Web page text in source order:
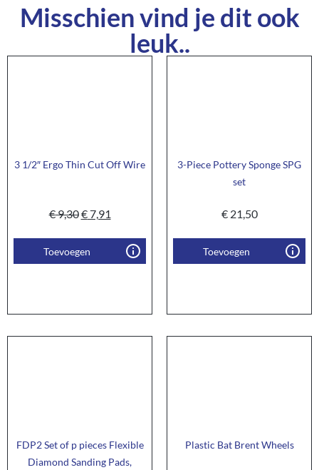
Misschien vind je dit ook
leuk..
3 1/2″ Ergo Thin Cut Off Wire
€9,30€7,91
Toevoegen
3-Piece Pottery Sponge SPG
set
€21,50
Toevoegen
FDP2 Set of p pieces Flexible
Diamond Sanding Pads,
Plastic Bat Brent Wheels